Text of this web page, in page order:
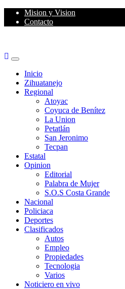
Skip
Mision y Vision
Contacto
Primary
MenuInicio
Zihuatanejo
Regional
Atoyac
Coyuca de Benítez
La Union
Petatlán
San Jeronimo
Tecpan
Estatal
Opinion
Editorial
Palabra de Mujer
S.O.S Costa Grande
Nacional
Policiaca
Deportes
Clasificados
Autos
Empleo
Propiedades
Tecnologia
Varios
Noticiero en vivo